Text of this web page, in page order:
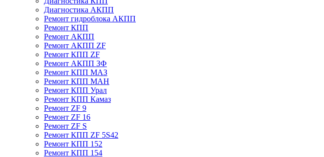
Диагностика АКПП
Ремонт гидроблока АКПП
Ремонт КПП
Ремонт АКПП
Ремонт АКПП ZF
Ремонт КПП ZF
Ремонт АКПП ЗФ
Ремонт КПП МАЗ
Ремонт КПП МАН
Ремонт КПП Урал
Ремонт КПП Камаз
Ремонт ZF 9
Ремонт ZF 16
Ремонт ZF S
Ремонт КПП ZF 5S42
Ремонт КПП 152
Ремонт КПП 154